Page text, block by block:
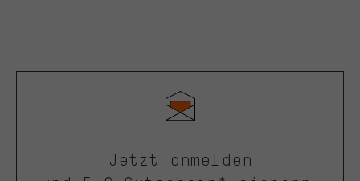
Jetzt anmelden